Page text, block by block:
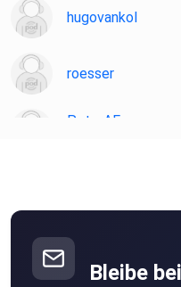
hugovankol
roesser
PeterAF
ghospach
Bleibe